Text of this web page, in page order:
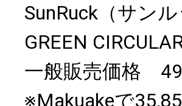
SunRuck（サンル
GREEN
一般販売価格
※Makuakeで